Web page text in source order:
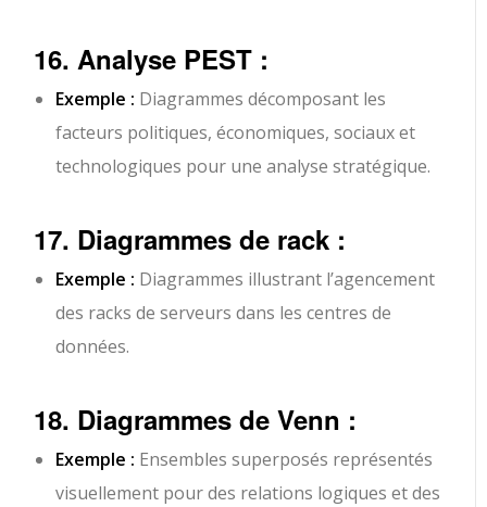
16. Analyse PEST :
Exemple : Diagrammes décomposant les
facteurs politiques, économiques, sociaux et
technologiques pour une analyse stratégique.
17. Diagrammes de rack :
Exemple : Diagrammes illustrant l’agencement
des racks de serveurs dans les centres de
données.
18. Diagrammes de Venn :
Exemple : Ensembles superposés représentés
visuellement pour des relations logiques et des